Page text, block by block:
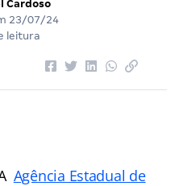
Cardoso
23/07/24
leitura
Agência Estadual de